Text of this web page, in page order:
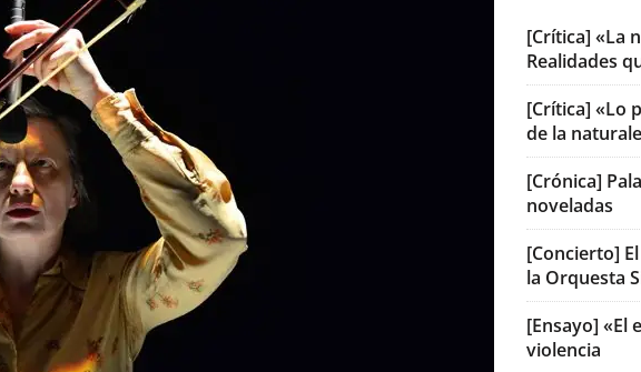
[Crítica] «La
Realidades
[Crítica] «Lo
de la
[Crónica]
noveladas
[Concierto]
la Orquesta
[Ensayo] «El
violencia